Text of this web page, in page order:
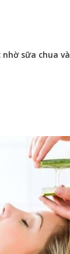
sữa chua và